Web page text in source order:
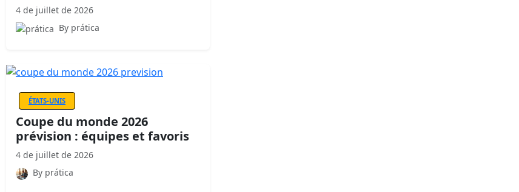
4 de juillet de 2026
By prática
ÉTATS-UNIS
Coupe du monde 2026
prévision : équipes et favoris
4 de juillet de 2026
By prática